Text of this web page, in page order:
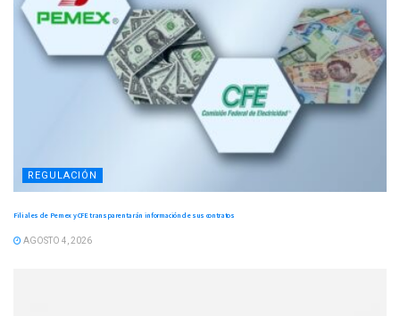
REGULACIÓN
Filiales de Pemex y CFE transparentarán información de sus contratos
AGOSTO 4, 2026